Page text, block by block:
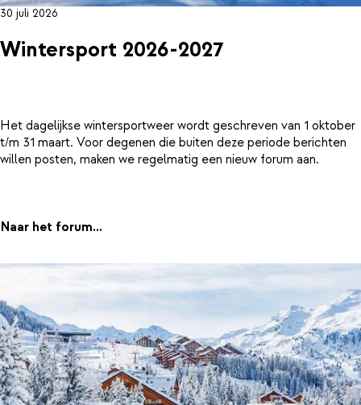
30 juli 2026
Wintersport 2026-2027
Het dagelijkse wintersportweer wordt geschreven van 1 oktober
t/m 31 maart. Voor degenen die buiten deze periode berichten
willen posten, maken we regelmatig een nieuw forum aan.
Naar het forum...